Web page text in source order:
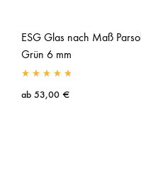
ESG Glas nach Maß Parsol
Grün 6 mm
ab 53,00 €